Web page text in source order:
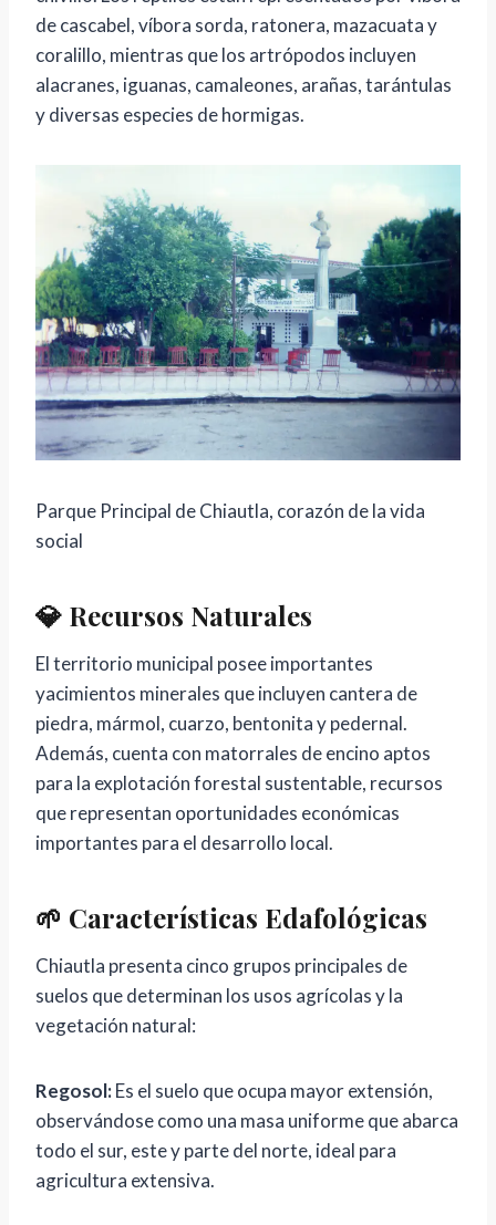
de cascabel, víbora sorda, ratonera, mazacuata y
coralillo, mientras que los artrópodos incluyen
alacranes, iguanas, camaleones, arañas, tarántulas
y diversas especies de hormigas.
Parque Principal de Chiautla, corazón de la vida
social
💎 Recursos Naturales
El territorio municipal posee importantes
yacimientos minerales que incluyen cantera de
piedra, mármol, cuarzo, bentonita y pedernal.
Además, cuenta con matorrales de encino aptos
para la explotación forestal sustentable, recursos
que representan oportunidades económicas
importantes para el desarrollo local.
🌱 Características Edafológicas
Chiautla presenta cinco grupos principales de
suelos que determinan los usos agrícolas y la
vegetación natural:
Regosol:Es el suelo que ocupa mayor extensión,
observándose como una masa uniforme que abarca
todo el sur, este y parte del norte, ideal para
agricultura extensiva.